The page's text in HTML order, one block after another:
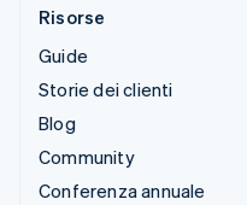
Risorse
Guide
Storie dei clienti
Blog
Community
Conferenza annuale